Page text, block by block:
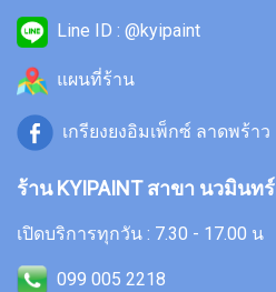
Line ID : @kyipaint
แผนที่ร้าน
เกรียงยงอิมเพ็กซ์ ลาดพร้าว
ร้าน KYIPAINT สาขา นวมินทร์
เปิดบริการทุกวัน : 7.30 - 17.00 น
099 005 2218